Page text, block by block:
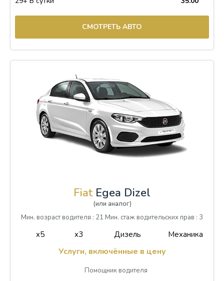
СМОТРЕТЬ АВТО
FiatEgea Dizel
(или аналог)
Мин. возраст водителя : 21 Мин. стаж водительских прав : 3
x5 x3 Дизель Механика
Услуги, включённые в цену
Помощник водителя